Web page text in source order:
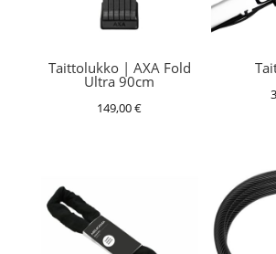
Taittolukko | AXA Fold
Ultra 90cm
149,00€